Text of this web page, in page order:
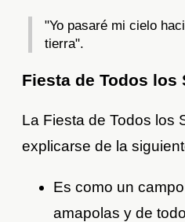
"Yo pasaré mi cielo
tierra".
Fiesta de Todos los
La Fiesta de Todos los
explicarse de la
Es como un
amapolas y de